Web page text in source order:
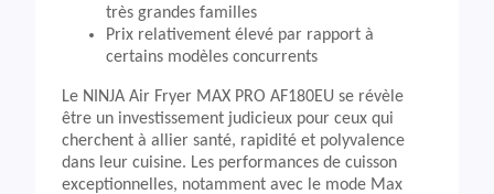
très grandes familles
Prix relativement élevé par rapport à
certains modèles concurrents
Le NINJA Air Fryer MAX PRO AF180EU se révèle
être un investissement judicieux pour ceux qui
cherchent à allier santé, rapidité et polyvalence
dans leur cuisine. Les performances de cuisson
exceptionnelles, notamment avec le mode Max